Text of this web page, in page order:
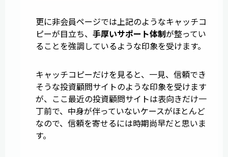
更に非会員ページでは上記のようなキャッチコ
ピーが目立ち、 手厚いサポート体制が整ってい
ることを強調しているような印象を受けます。
キャッチコピーだけを見ると、一見、信頼でき
そうな投資顧問サイトのような印象を受けます
が、ここ最近の投資顧問サイトは表向きだけ一
丁前で、中身が伴っていないケースがほとんど
なので、信頼を寄せるには時期尚早だと思いま
す。